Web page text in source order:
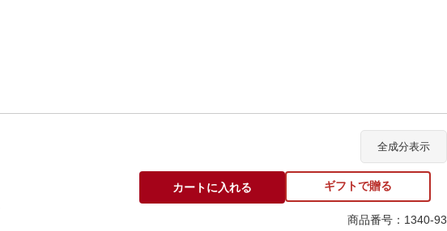
全成分表示
カートに入れる ギフトで贈る
商品番号：1340-93